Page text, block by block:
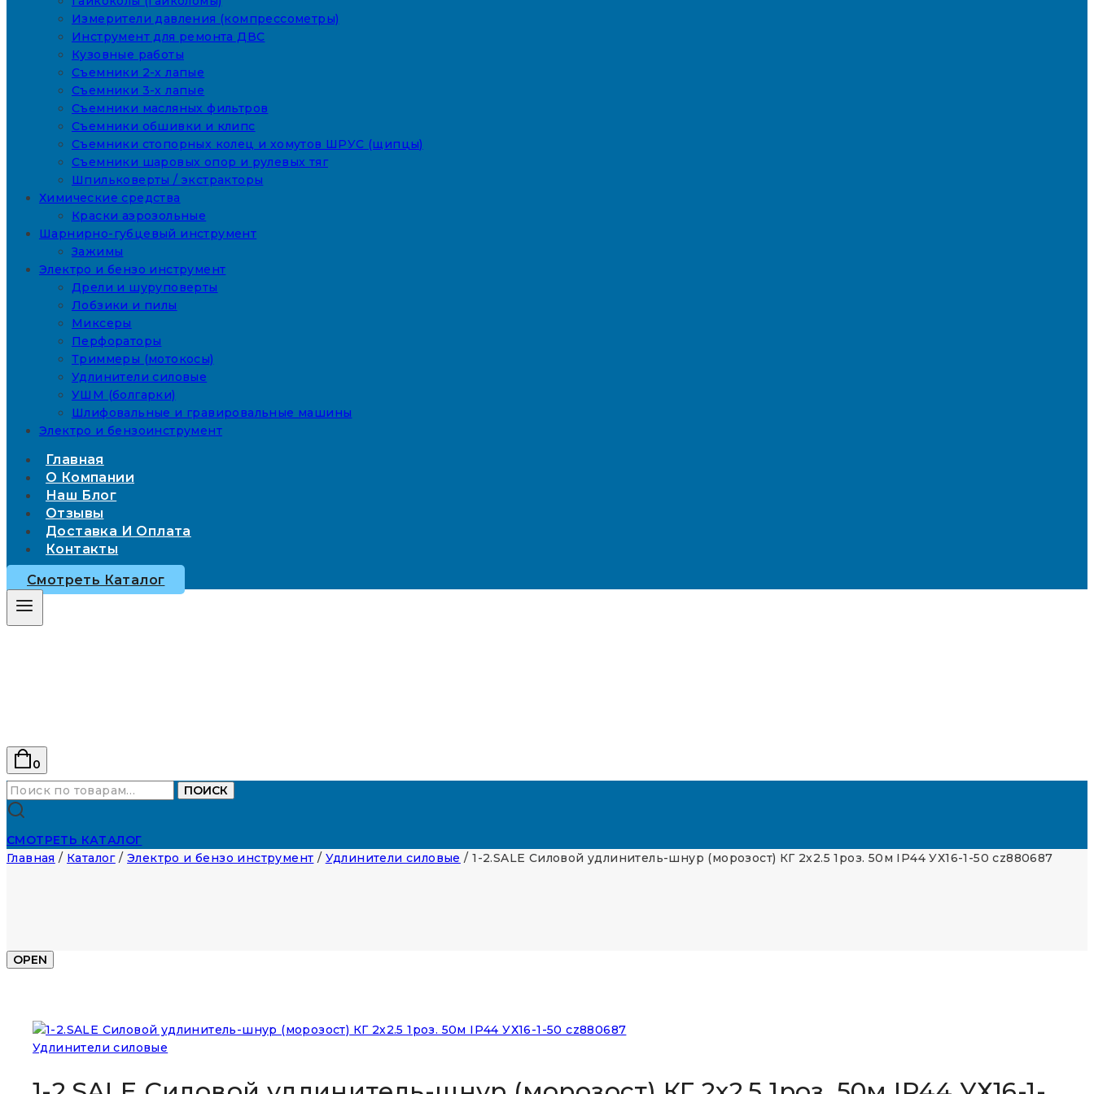
Измерители давления (компрессометры)
Инструмент для ремонта ДВС
Кузовные работы
Съемники 2-х лапые
Съемники 3-х лапые
Съемники масляных фильтров
Съемники обшивки и клипс
Съемники стопорных колец и хомутов ШРУС (щипцы)
Съемники шаровых опор и рулевых тяг
Шпильковерты / экстракторы
Химические средства
Краски аэрозольные
Шарнирно-губцевый инструмент
Зажимы
Электро и бензо инструмент
Дрели и шуруповерты
Лобзики и пилы
Миксеры
Перфораторы
Триммеры (мотокосы)
Удлинители силовые
УШМ (болгарки)
Шлифовальные и гравировальные машины
Электро и бензоинструмент
Главная
О Компании
Наш Блог
Отзывы
Доставка И Оплата
Контакты
Смотреть Каталог
0
Искать:
ПОИСК
СМОТРЕТЬ КАТАЛОГ
Главная / Каталог / Электро и бензо инструмент / Удлинители силовые / 1-2.SALE Силовой удлинитель-шнур (морозост) КГ 2х2.5 1роз. 50м IP44 УХ16-1-50 cz880687
OPEN
Удлинители силовые